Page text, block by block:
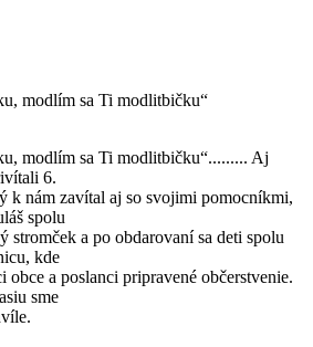
modlím sa Ti modlitbičku“
modlím sa Ti modlitbičku“......... Aj
6.
k nám zavítal aj so svojimi pomocníkmi,
spolu
stromček a po obdarovaní sa deti spolu
kde
obce a poslanci pripravené občerstvenie.
sme